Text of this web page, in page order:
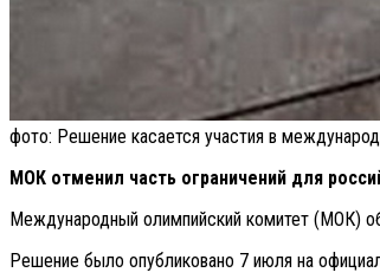
фото: Решение касается участия в
МОК отменил часть ограничений для
Международный олимпийский комитет (МОК)
Решение было опубликовано 7 июля на